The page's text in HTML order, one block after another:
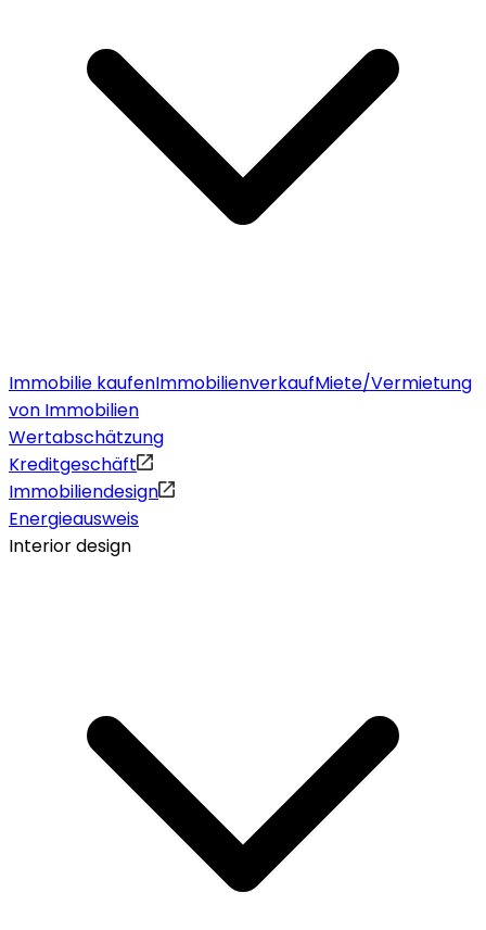
Immobilie kaufenImmobilienverkaufMiete/Vermietung
von Immobilien
Wertabschätzung
Kreditgeschäft
Immobiliendesign
Energieausweis
Interior design